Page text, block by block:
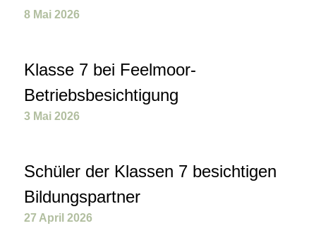
8 Mai 2026
Klasse 7 bei Feelmoor-
Betriebsbesichtigung
3 Mai 2026
Schüler der Klassen 7 besichtigen
Bildungspartner
27 April 2026